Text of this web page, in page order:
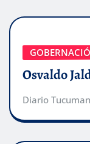
Osvaldo
Diario